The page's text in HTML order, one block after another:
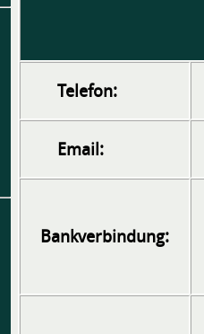
Telefon:
Email:
Bankverbindung: